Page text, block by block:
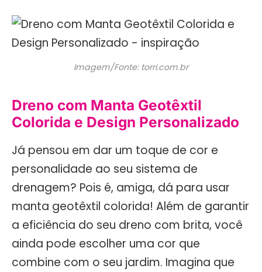
Imagem/Fonte: torri.com.br
Dreno com Manta Geotêxtil
Colorida e Design Personalizado
Já pensou em dar um toque de cor e
personalidade ao seu sistema de
drenagem? Pois é, amiga, dá para usar
manta geotêxtil colorida! Além de garantir
a eficiência do seu dreno com brita, você
ainda pode escolher uma cor que
combine com o seu jardim. Imagina que